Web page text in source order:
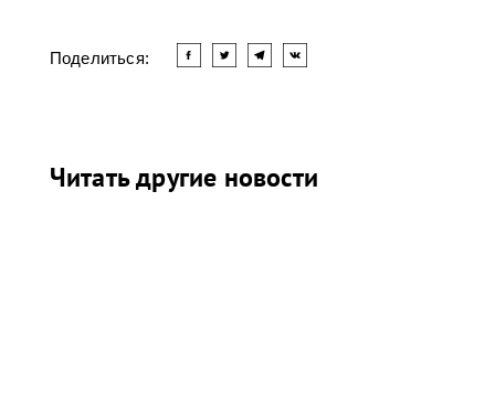
Поделиться:
Читать другие новости